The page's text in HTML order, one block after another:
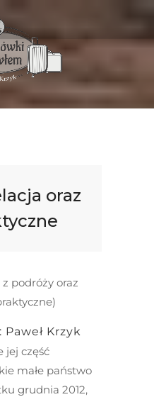
oraz
z podróży oraz
Krzyk
jej część
małe państwo
grudnia 2012,